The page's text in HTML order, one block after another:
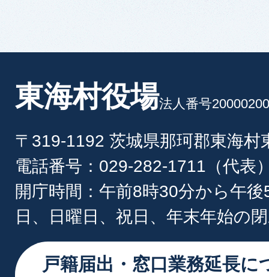
東海村役場法人番号
〒319-1192 茨城県那珂郡東海村
電話番号：029-282-1711（代表
開庁時間：午前8時30分から午
日、日曜日、祝日、年末年始の
戸籍届出・窓口業務延長に